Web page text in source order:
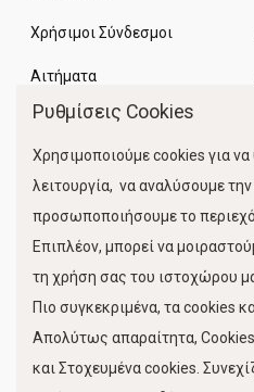
Χρήσιμοι Σύνδεσμοι
Αιτήματα
FOLLOW US
Ρυθμίσεις Cookies
Χρησιμοποιούμε cookies για
λειτουργία, να αναλύσουμε
προσωποποιήσουμε το
Επιπλέον, μπορεί να
τη χρήση σας του ιστοχώρου
Πιο συγκεκριμένα, τα cookies
Απολύτως απαραίτητα,
και Στοχευμένα cookies.